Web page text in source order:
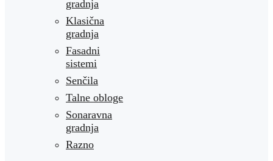
gradnja
Klasična
gradnja
Fasadni
sistemi
Senčila
Talne obloge
Sonaravna
gradnja
Razno